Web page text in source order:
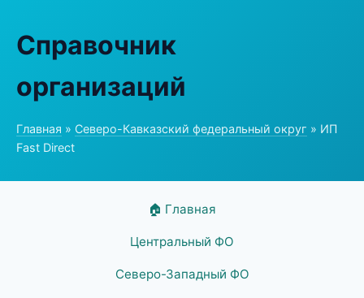
Справочник
организаций
Главная » Северо-Кавказский федеральный округ » ИП
Fast Direct
🏠 Главная
Центральный ФО
Северо-Западный ФО